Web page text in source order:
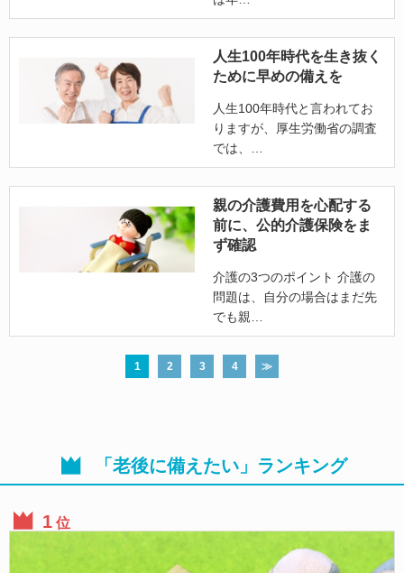
人生100年時代を生き抜く
ために早めの備えを
人生100年時代と言われてお
りますが、厚生労働省の調査
では、
親の介護費用を心配する
前に、公的介護保険をま
ず確認
介護の3つのポイント 介護の
問題は、自分の場合はまだ先
でも親
1 2 3 4 ≫
「老後に備えたい」ランキング
位